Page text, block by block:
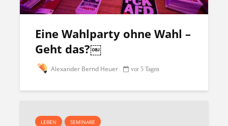
Eine Wahlparty ohne Wahl –
Geht das?￼
Alexander Bernd Heuer vor 5 Tagen
LEBEN SEMINARE